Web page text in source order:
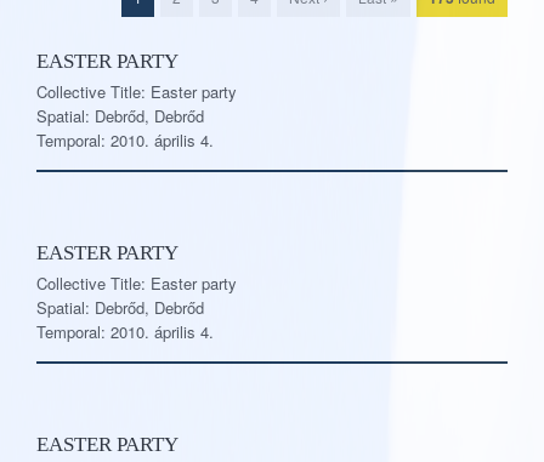
EASTER PARTY
Collective Title: Easter party
Spatial: Debrőd, Debrőd
Temporal: 2010. április 4.
EASTER PARTY
Collective Title: Easter party
Spatial: Debrőd, Debrőd
Temporal: 2010. április 4.
EASTER PARTY